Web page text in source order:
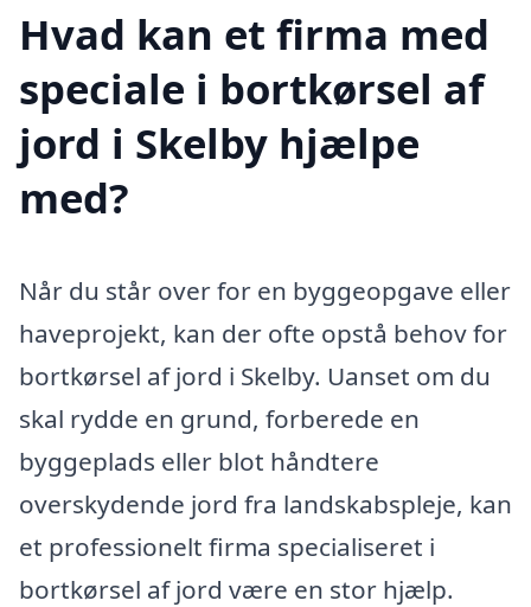
Hvad kan et firma med
speciale i bortkørsel af
jord i Skelby hjælpe
med?
Når du står over for en byggeopgave eller
haveprojekt, kan der ofte opstå behov for
bortkørsel af jord i Skelby. Uanset om du
skal rydde en grund, forberede en
byggeplads eller blot håndtere
overskydende jord fra landskabspleje, kan
et professionelt firma specialiseret i
bortkørsel af jord være en stor hjælp.